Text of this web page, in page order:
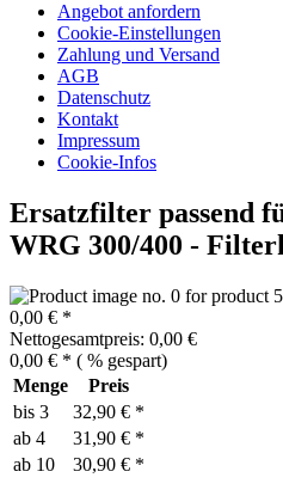
Angebot anfordern
Cookie-Einstellungen
Zahlung und Versand
AGB
Datenschutz
Kontakt
Impressum
Cookie-Infos
Ersatzfilter passend
WRG 300/400 -
0,00 € *
Nettogesamtpreis: 0,00 €
0,00 € * ( % gespart)
Menge
Preis
bis 3
32,90 € *
ab 4
31,90 € *
ab 10 30,90 € *